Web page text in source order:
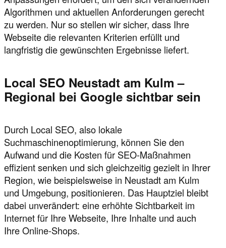
Algorithmen und aktuellen Anforderungen gerecht
zu werden. Nur so stellen wir sicher, dass Ihre
Webseite die relevanten Kriterien erfüllt und
langfristig die gewünschten Ergebnisse liefert.
Local SEO Neustadt am Kulm –
Regional bei Google sichtbar sein
Durch Local SEO, also lokale
Suchmaschinenoptimierung, können Sie den
Aufwand und die Kosten für SEO-Maßnahmen
effizient senken und sich gleichzeitig gezielt in Ihrer
Region, wie beispielsweise in Neustadt am Kulm
und Umgebung, positionieren. Das Hauptziel bleibt
dabei unverändert: eine erhöhte Sichtbarkeit im
Internet für Ihre Webseite, Ihre Inhalte und auch
Ihre Online-Shops.